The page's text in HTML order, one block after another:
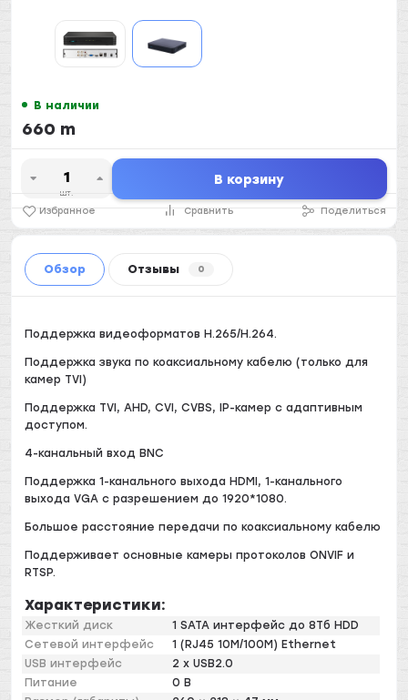
В наличии
660 m
шт.
В корзину
Избранное Сравнить Поделиться
Обзор Отзывы 0
Поддержка видеоформатов H.265/H.264.
Поддержка звука по коаксиальному кабелю (только для
камер TVI)
Поддержка TVI, AHD, CVI, CVBS, IP-камер с адаптивным
доступом.
4-канальный вход BNC
Поддержка 1-канального выхода HDMI, 1-канального
выхода VGA с разрешением до 1920*1080.
Большое расстояние передачи по коаксиальному кабелю
Поддерживает основные камеры протоколов ONVIF и
RTSP.
Характеристики:
Жесткий диск
1 SATA интерфейс до 8Тб HDD
Сетевой интерфейс
1 (RJ45 10M/100M) Ethernet
USB интерфейс
2 x USB2.0
Питание
0 В